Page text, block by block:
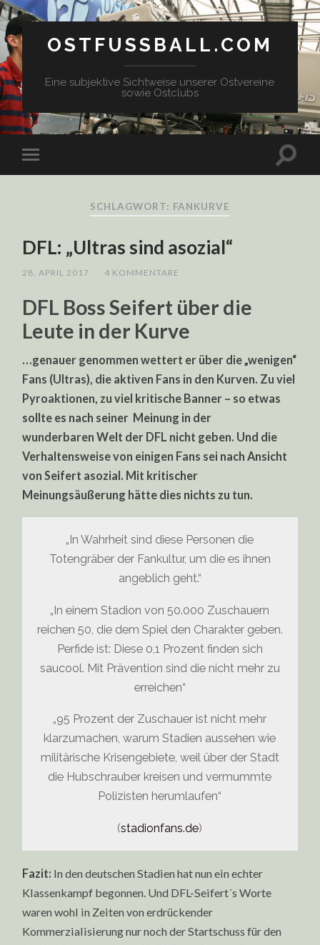
OSTFUSSBALL.COM
Eine subjektive Sichtweise unserer Ostvereine
sowie Ostclubs
SCHLAGWORT: FANKURVE
DFL: „Ultras sind asozial“
28. APRIL 2017 4 KOMMENTARE
DFL Boss Seifert über die
Leute in der Kurve
…genauer genommen wettert er über die „wenigen“
Fans (Ultras), die aktiven Fans in den Kurven. Zu viel
Pyroaktionen, zu viel kritische Banner – so etwas
sollte es nach seiner Meinung in der
wunderbaren Welt der DFL nicht geben. Und die
Verhaltensweise von einigen Fans sei nach Ansicht
von Seifert asozial. Mit kritischer
Meinungsäußerung hätte dies nichts zu tun.
„In Wahrheit sind diese Personen die
Totengräber der Fankultur, um die es ihnen
angeblich geht.“
„In einem Stadion von 50.000 Zuschauern
reichen 50, die dem Spiel den Charakter geben.
Perfide ist: Diese 0,1 Prozent finden sich
saucool. Mit Prävention sind die nicht mehr zu
erreichen“
„95 Prozent der Zuschauer ist nicht mehr
klarzumachen, warum Stadien aussehen wie
militärische Krisengebiete, weil über der Stadt
die Hubschrauber kreisen und vermummte
Polizisten herumlaufen“
(stadionfans.de)
Fazit: In den deutschen Stadien hat nun ein echter
Klassenkampf begonnen. Und DFL-Seifert´s Worte
waren wohl in Zeiten von erdrückender
Kommerzialisierung nur noch der Startschuss für den